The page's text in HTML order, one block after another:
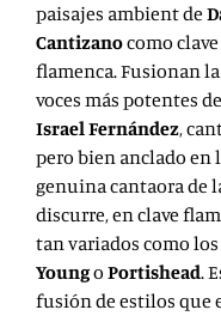
paisajes ambient de
Cantizanocomo
flamenca. Fusionan
voces más potentes
Israel Fernández,
pero bien anclado en
genuina cantaora de
discurre, en clave
tan variados como los
Youngo Portishead.
fusión de estilos que